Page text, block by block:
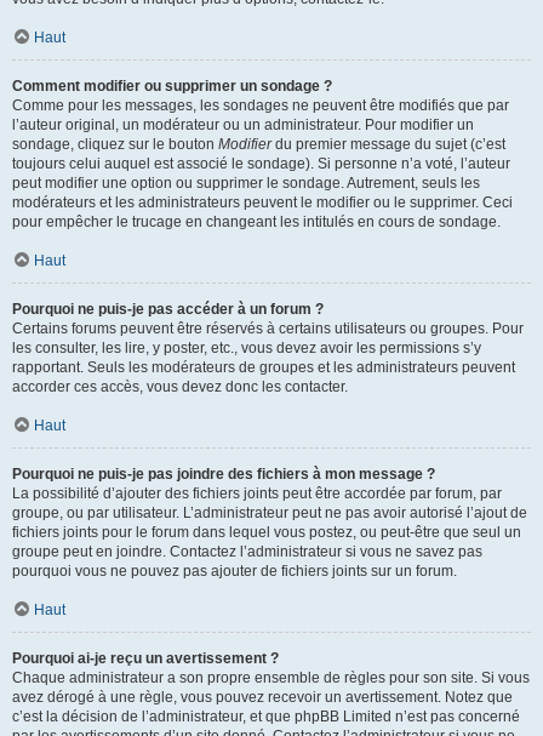
Haut
Comment modifier ou supprimer un sondage ?
Comme pour les messages, les sondages ne peuvent être modifiés que par
l’auteur original, un modérateur ou un administrateur. Pour modifier un
sondage, cliquez sur le bouton Modifierdu premier message du sujet (c’est
toujours celui auquel est associé le sondage). Si personne n’a voté, l’auteur
peut modifier une option ou supprimer le sondage. Autrement, seuls les
modérateurs et les administrateurs peuvent le modifier ou le supprimer. Ceci
pour empêcher le trucage en changeant les intitulés en cours de sondage.
Haut
Pourquoi ne puis-je pas accéder à un forum ?
Certains forums peuvent être réservés à certains utilisateurs ou groupes. Pour
les consulter, les lire, y poster, etc., vous devez avoir les permissions s’y
rapportant. Seuls les modérateurs de groupes et les administrateurs peuvent
accorder ces accès, vous devez donc les contacter.
Haut
Pourquoi ne puis-je pas joindre des fichiers à mon message ?
La possibilité d’ajouter des fichiers joints peut être accordée par forum, par
groupe, ou par utilisateur. L’administrateur peut ne pas avoir autorisé l’ajout de
fichiers joints pour le forum dans lequel vous postez, ou peut-être que seul un
groupe peut en joindre. Contactez l’administrateur si vous ne savez pas
pourquoi vous ne pouvez pas ajouter de fichiers joints sur un forum.
Haut
Pourquoi ai-je reçu un avertissement ?
Chaque administrateur a son propre ensemble de règles pour son site. Si vous
avez dérogé à une règle, vous pouvez recevoir un avertissement. Notez que
c’est la décision de l’administrateur, et que phpBB Limited n’est pas concerné